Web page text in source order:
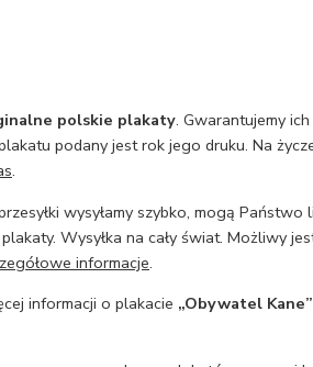
polskie plakaty. Gwarantujemy ich
podany jest rok jego druku. Na
.
wysyłamy szybko, mogą Państwo
Wysyłka na cały świat. Możliwy
informacje.
informacji o plakacie „Obywatel Kane”